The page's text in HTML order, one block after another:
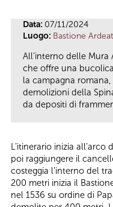
Data: 07/11/2024
Luogo: Bastione
All’interno delle Mura
che offre una
la campagna
demolizioni della
da depositi di
L’itinerario inizia
poi raggiungere il
costeggia l’interno del
200 metri inizia il
nel 1536 su ordine di